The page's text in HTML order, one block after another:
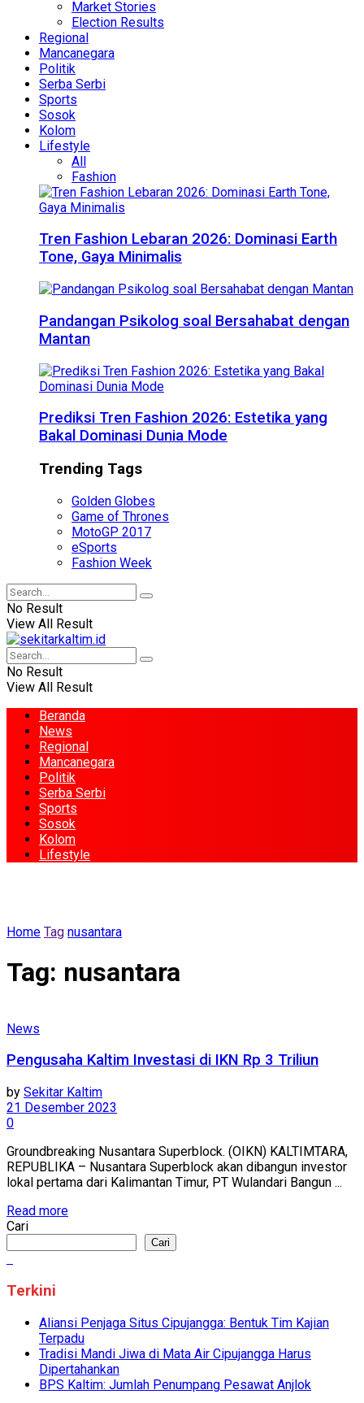
Market Stories
Election Results
Regional
Mancanegara
Politik
Serba Serbi
Sports
Sosok
Kolom
Lifestyle
All
Fashion
Tren Fashion Lebaran 2026: Dominasi Earth
Tone, Gaya Minimalis
Pandangan Psikolog soal Bersahabat dengan
Mantan
Prediksi Tren Fashion 2026: Estetika yang
Bakal Dominasi Dunia Mode
Trending Tags
Golden Globes
Game of Thrones
MotoGP 2017
eSports
Fashion Week
No Result
View All Result
No Result
View All Result
Beranda
News
Regional
Mancanegara
Politik
Serba Serbi
Sports
Sosok
Kolom
Lifestyle
Home Tag nusantara
Tag: nusantara
News
Pengusaha Kaltim Investasi di IKN Rp 3 Triliun
by Sekitar Kaltim
21 Desember 2023
0
Groundbreaking Nusantara Superblock. (OIKN) KALTIMTARA,
REPUBLIKA – Nusantara Superblock akan dibangun investor
lokal pertama dari Kalimantan Timur, PT Wulandari Bangun ...
Read more
Cari
Cari
Terkini
Aliansi Penjaga Situs Cipujangga: Bentuk Tim Kajian
Terpadu
Tradisi Mandi Jiwa di Mata Air Cipujangga Harus
Dipertahankan
BPS Kaltim: Jumlah Penumpang Pesawat Anjlok